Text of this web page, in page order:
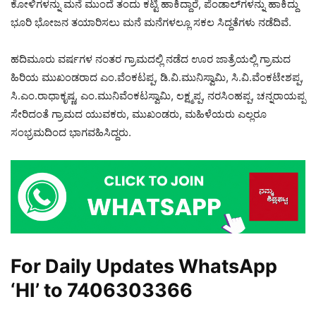
ಕೋಳಿಗಳನ್ನು ಮನೆ ಮುಂದೆ ತಂದು ಕಟ್ಟಿ ಹಾಕಿದ್ದಾರೆ, ಪೆಂಡಾಲ್‌ಗಳನ್ನು ಹಾಕಿದ್ದು
ಭೂರಿ ಭೋಜನ ತಯಾರಿಸಲು ಮನೆ ಮನೆಗಳಲ್ಲೂ ಸಕಲ ಸಿದ್ದತೆಗಳು ನಡೆದಿವೆ.
ಹದಿಮೂರು ವರ್ಷಗಳ ನಂತರ ಗ್ರಾಮದಲ್ಲಿ ನಡೆದ ಊರ ಜಾತ್ರೆಯಲ್ಲಿ ಗ್ರಾಮದ
ಹಿರಿಯ ಮುಖಂಡರಾದ ಎಂ.ವೆಂಕಟಪ್ಪ, ಡಿ.ವಿ.ಮುನಿಸ್ವಾಮಿ, ಸಿ.ವಿ.ವೆಂಕಟೇಶಪ್ಪ,
ಸಿ.ಎಂ.ರಾಧಾಕೃಷ್ಣ, ಎಂ.ಮುನಿವೆಂಕಟಸ್ವಾಮಿ, ಲಕ್ಷ್ಮಪ್ಪ, ನರಸಿಂಹಪ್ಪ, ಚನ್ನರಾಯಪ್ಪ
ಸೇರಿದಂತೆ ಗ್ರಾಮದ ಯುವಕರು, ಮುಖಂಡರು, ಮಹಿಳೆಯರು ಎಲ್ಲರೂ
ಸಂಭ್ರಮದಿಂದ ಭಾಗವಹಿಸಿದ್ದರು.
For Daily Updates WhatsApp
‘HI’ to 7406303366